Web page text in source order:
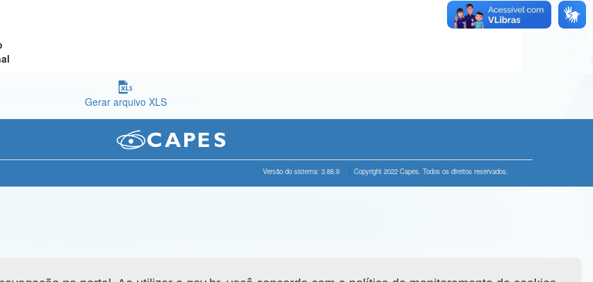
Gerar arquivo XLS
Versão do sistema: 3.88.9 Copyright 2022 Capes. Todos os direitos reservados.